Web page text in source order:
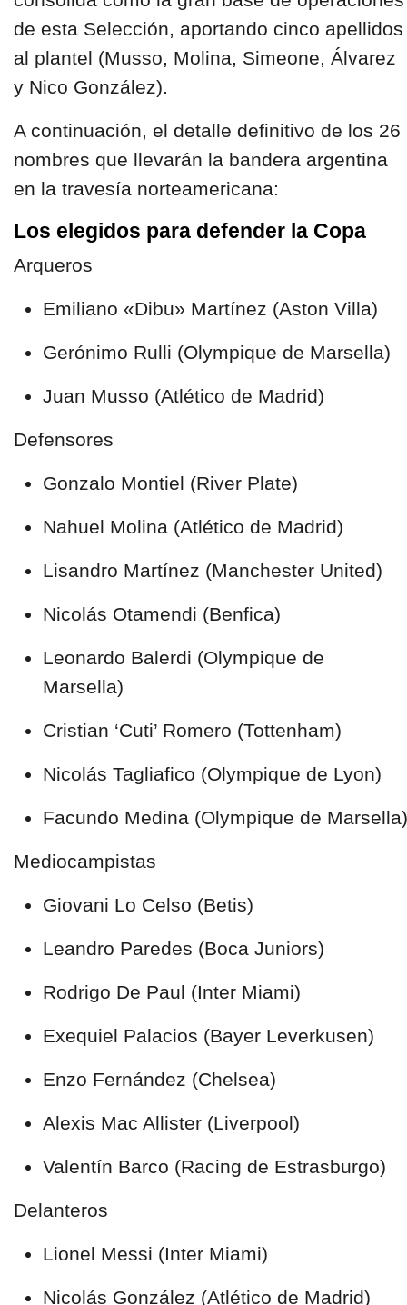
de esta Selección, aportando cinco apellidos
al plantel (Musso, Molina, Simeone, Álvarez
y Nico González).
A continuación, el detalle definitivo de los 26
nombres que llevarán la bandera argentina
en la travesía norteamericana:
Los elegidos para defender la Copa
Arqueros
Emiliano «Dibu» Martínez (Aston Villa)
Gerónimo Rulli (Olympique de Marsella)
Juan Musso (Atlético de Madrid)
Defensores
Gonzalo Montiel (River Plate)
Nahuel Molina (Atlético de Madrid)
Lisandro Martínez (Manchester United)
Nicolás Otamendi (Benfica)
Leonardo Balerdi (Olympique de
Marsella)
Cristian ‘Cuti’ Romero (Tottenham)
Nicolás Tagliafico (Olympique de Lyon)
Facundo Medina (Olympique de Marsella)
Mediocampistas
Giovani Lo Celso (Betis)
Leandro Paredes (Boca Juniors)
Rodrigo De Paul (Inter Miami)
Exequiel Palacios (Bayer Leverkusen)
Enzo Fernández (Chelsea)
Alexis Mac Allister (Liverpool)
Valentín Barco (Racing de Estrasburgo)
Delanteros
Lionel Messi (Inter Miami)
Nicolás González (Atlético de Madrid)